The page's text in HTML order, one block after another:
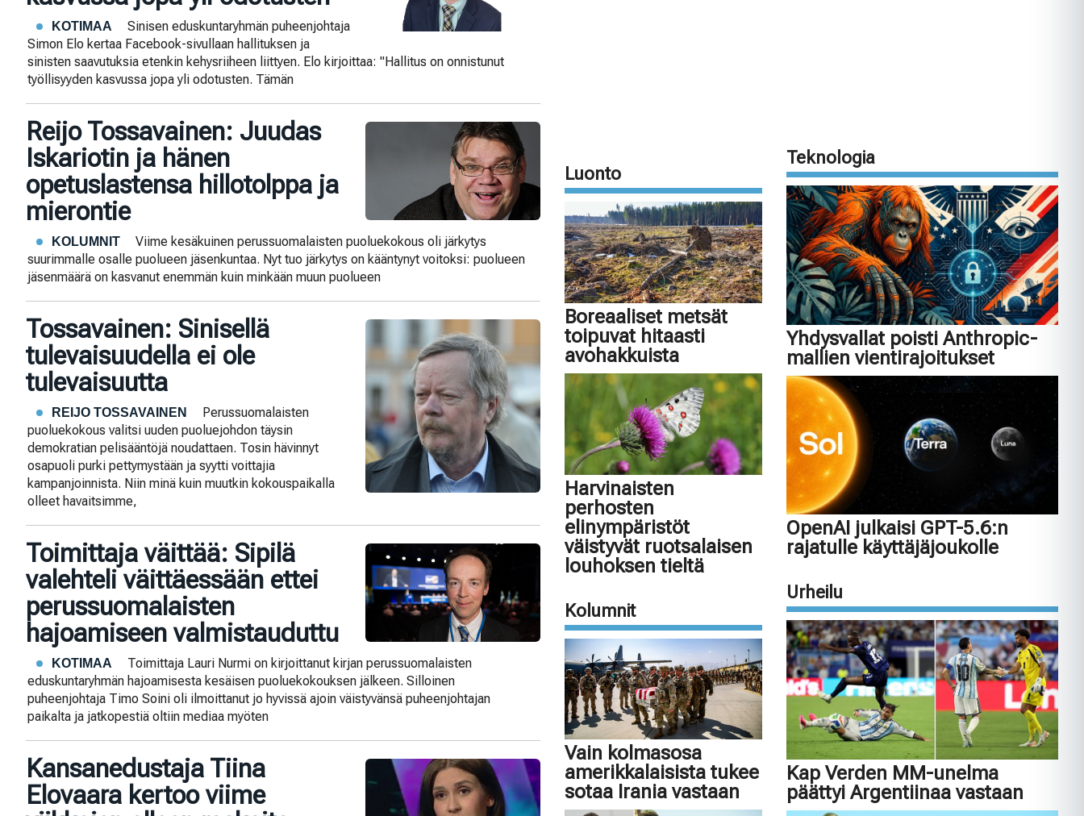
KOTIMAA
Sinisen eduskuntaryhmän puheenjohtaja
Simon Elo kertaa Facebook-sivullaan hallituksen ja
sinisten saavutuksia etenkin kehysriiheen liittyen. Elo kirjoittaa: "Hallitus on onnistunut
työllisyyden kasvussa jopa yli odotusten. Tämän
Reijo Tossavainen: Juudas
Iskariotin ja hänen
opetuslastensa hillotolppa ja
mierontie
KOLUMNIT
Viime kesäkuinen perussuomalaisten puoluekokous oli järkytys
suurimmalle osalle puolueen jäsenkuntaa. Nyt tuo järkytys on kääntynyt voitoksi: puolueen
jäsenmäärä on kasvanut enemmän kuin minkään muun puolueen
Tossavainen: Sinisellä
tulevaisuudella ei ole
tulevaisuutta
REIJO TOSSAVAINEN
Perussuomalaisten
puoluekokous valitsi uuden puoluejohdon täysin
demokratian pelisääntöjä noudattaen. Tosin hävinnyt
osapuoli purki pettymystään ja syytti voittajia
kampanjoinnista. Niin minä kuin muutkin kokouspaikalla
olleet havaitsimme,
Toimittaja väittää: Sipilä
valehteli väittäessään ettei
perussuomalaisten
hajoamiseen valmistauduttu
KOTIMAA
Toimittaja Lauri Nurmi on kirjoittanut kirjan perussuomalaisten
eduskuntaryhmän hajoamisesta kesäisen puoluekokouksen jälkeen. Silloinen
puheenjohtaja Timo Soini oli ilmoittanut jo hyvissä ajoin väistyvänsä puheenjohtajan
paikalta ja jatkopestiä oltiin mediaa myöten
Kansanedustaja Tiina
Elovaara kertoo viime
Luonto
Boreaaliset metsät
toipuvat hitaasti
avohakkuista
Harvinaisten
perhosten
elinympäristöt
väistyvät ruotsalaisen
louhoksen tieltä
Kolumnit
Vain kolmasosa
amerikkalaisista tukee
sotaa Irania vastaan
Teknologia
Yhdysvallat poisti Anthropic-
mallien vientirajoitukset
OpenAI julkaisi GPT-5.6:n
rajatulle käyttäjäjoukolle
Urheilu
Kap Verden MM-unelma
päättyi Argentiinaa vastaan